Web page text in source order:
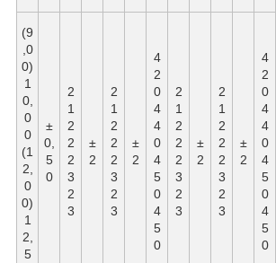
(9
,0
0)
1
0,
0
0
(1
2,
0
0)
1
2,
5
±
0,
5
0
2
1
2
2
2
3
2
3
±
2
2
1
2
2
2
3
2
3
±
2
4
2
0
4
4
0
4
5
0
4
5
0
2
1
2
2
2
3
2
3
±
2
2
1
2
2
2
3
2
3
±
2
4
2
0
4
4
0
4
5
0
4
5
0